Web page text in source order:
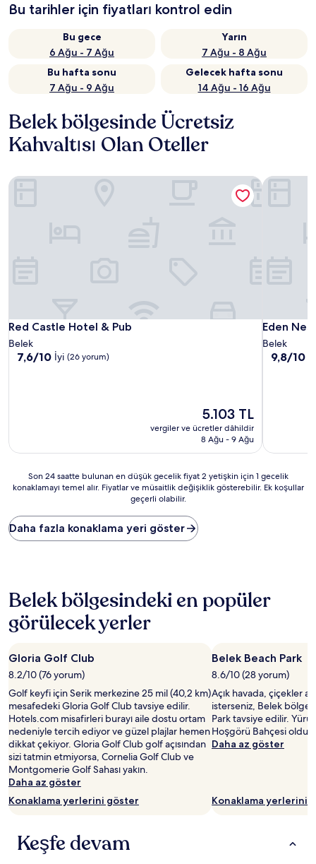
Bu tarihler için fiyatları kontrol edin
Bu gece
6 Ağu - 7 Ağu
Yarın
7 Ağu - 8 Ağu
Bu hafta sonu
7 Ağu - 9 Ağu
Gelecek hafta sonu
14 Ağu - 16 Ağu
Belek bölgesinde Ücretsiz
Kahvaltısı Olan Oteller
Red Castle Hotel & Pub
Red Castle Hotel & Pub
Belek
10
7,6/10 İyi (26 yorum)
Güncel
fiyat:
5.103 TL
5.103 TL
vergiler ve ücretler dâhildir
8 Ağu - 9 Ağu
Red Castle Hotel & Pub
Eden
Eden
Belek
10
9,8/10
Eden
24
bulunan
en
düşük
yetişkin
için
gecelik
temel
Fiyatlar
ve
müsaitlik
değişiklik
gösterebilir.
Ek
koşullar
geçerli
olabilir.
Son 24 saatte bulunan en düşük gecelik fiyat 2 yetişkin için 1 gecelik
konaklamayı temel alır. Fiyatlar ve müsaitlik değişiklik gösterebilir. Ek koşullar
geçerli olabilir.
Daha fazla konaklama yeri göster
Belek bölgesindeki en popüler
görülecek yerler
Gloria Golf Club
8.2/10 (76 yorum)
Golf keyfi için Serik merkezine 25 mil (40,2 km)
mesafedeki Gloria Golf Club tavsiye edilir.
Hotels.com misafirleri burayı aile dostu ortam
nedeniyle tercih ediyor ve güzel plajlar hemen
dikkat çekiyor. Gloria Golf Club golf açısından
sizi tatmin etmiyorsa, Cornelia Golf Club ve
Montgomerie Golf Sahası yakın.
Daha az göster
Konaklama yerlerini göster
Belek Beach Park
8.6/10 (28 yorum)
Açık havada, çiçekler
isterseniz, Belek
Park tavsiye edilir.
Hoşgörü Bahçesi
Daha az göster
Konaklama yerlerini
Keşfe devam